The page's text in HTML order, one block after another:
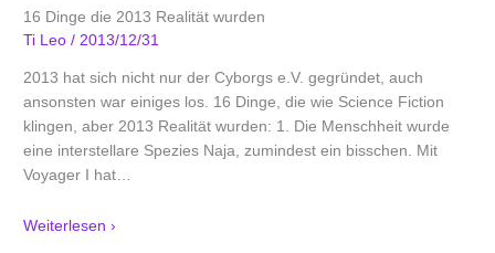
16 Dinge die 2013 Realität wurden
Ti Leo/2013/12/31
2013 hat sich nicht nur der Cyborgs e.V. gegründet, auch
ansonsten war einiges los. 16 Dinge, die wie Science Fiction
klingen, aber 2013 Realität wurden: 1. Die Menschheit wurde
eine interstellare Spezies Naja, zumindest ein bisschen. Mit
Voyager I hat
Weiterlesen ›